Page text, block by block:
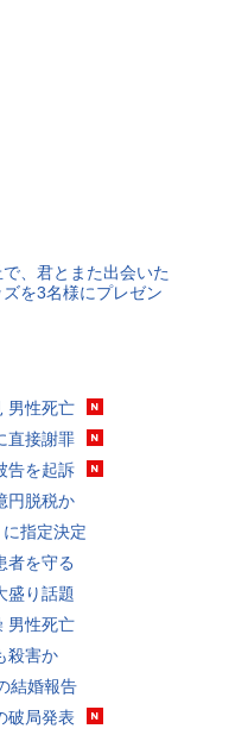
、君とまた出会いた
を3名様にプレゼン
男性死亡
直接謝罪
告を起訴
円脱税か
指定決定
者を守る
盛り話題
男性死亡
殺害か
結婚報告
破局発表